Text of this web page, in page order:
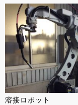
溶接ロボット